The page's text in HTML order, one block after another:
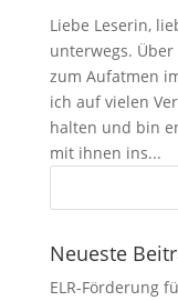
Liebe Leserin,
unterwegs. Über
zum Aufatmen
ich auf vielen
halten und bin
mit ihnen ins...
Neueste
ELR-Förderung